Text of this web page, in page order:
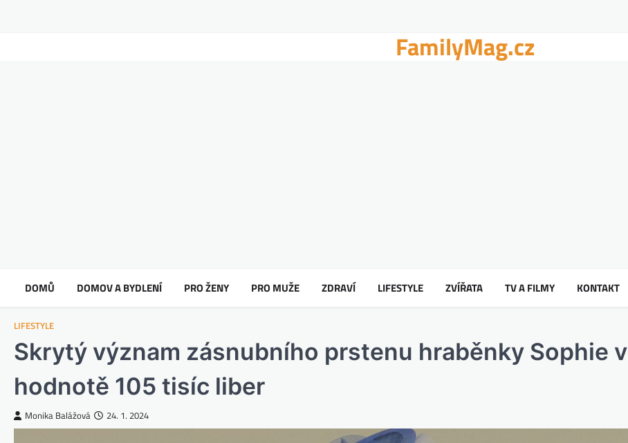
FamilyMag.cz
DOMŮ DOMOV A BYDLENÍ PRO ŽENY PRO MUŽE ZDRAVÍ LIFESTYLE ZVÍŘATA TV A FILMY KONTAKT
LIFESTYLE
Skrytý význam zásnubního prstenu hraběnky Sophie v
hodnotě 105 tisíc liber
Monika Balážová 24. 1. 2024